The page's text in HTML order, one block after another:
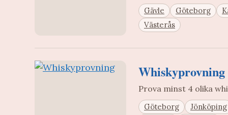
Gävle Göteborg
Västerås
Whiskyprovning
Prova minst 4 olika
Göteborg Jönköping